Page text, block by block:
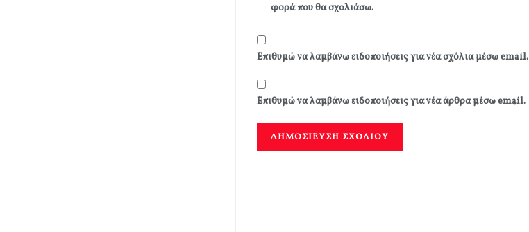
φορά που θα σχολιάσω.
Επιθυμώ να λαμβάνω ειδοποιήσεις για νέα σχόλια μέσω email.
Επιθυμώ να λαμβάνω ειδοποιήσεις για νέα άρθρα μέσω email.